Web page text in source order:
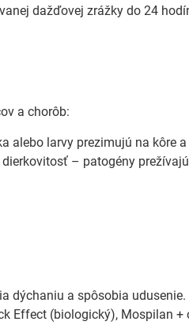
dažďovej zrážky do 24
a chorôb:
alebo larvy prezimujú na kôre
– patogény
dýchaniu a spôsobia udusenie.
Effect (biologický), Mospilan +